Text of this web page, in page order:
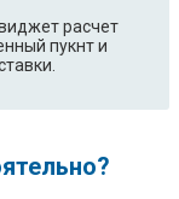
расчет
пукнт и